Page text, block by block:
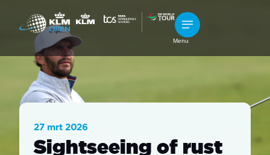
Menu
27 mrt 2026
Sightseeing of rust